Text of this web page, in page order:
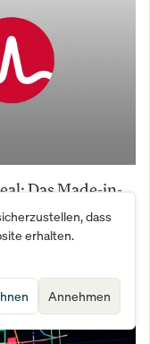
Das Made-in-
dass
erhalten.
Annehmen